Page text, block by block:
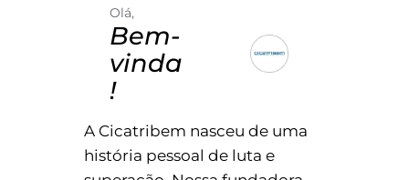
Olá,
Bem-
vinda
!
A Cicatribem nasceu de uma
história pessoal de luta e